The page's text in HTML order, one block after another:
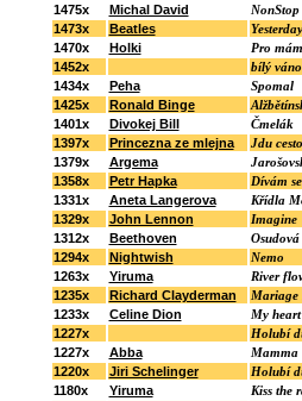
1475x
Michal David
NonStop
1473x
Beatles
Yesterday
1470x
Holki
Pro
1452x
bílý
1434x
Peha
Spomal
1425x
Ronald Binge
1401x
Divokej Bill
Čmelák
1397x
Princezna ze mlejna
Jdu
1379x
Argema
1358x
Petr Hapka
Dívám
1331x
Aneta Langerova
Křídla
1329x
John Lennon
Imagine
1312x
Beethoven
Osudová
1294x
Nightwish
Nemo
1263x
Yiruma
River
1235x
Richard Clayderman
Mariage
1233x
Celine Dion
My
1227x
Holubí
1227x
Abba
Mamma
1220x
Jiri Schelinger
Holubí
1180x
Yiruma
Kiss the